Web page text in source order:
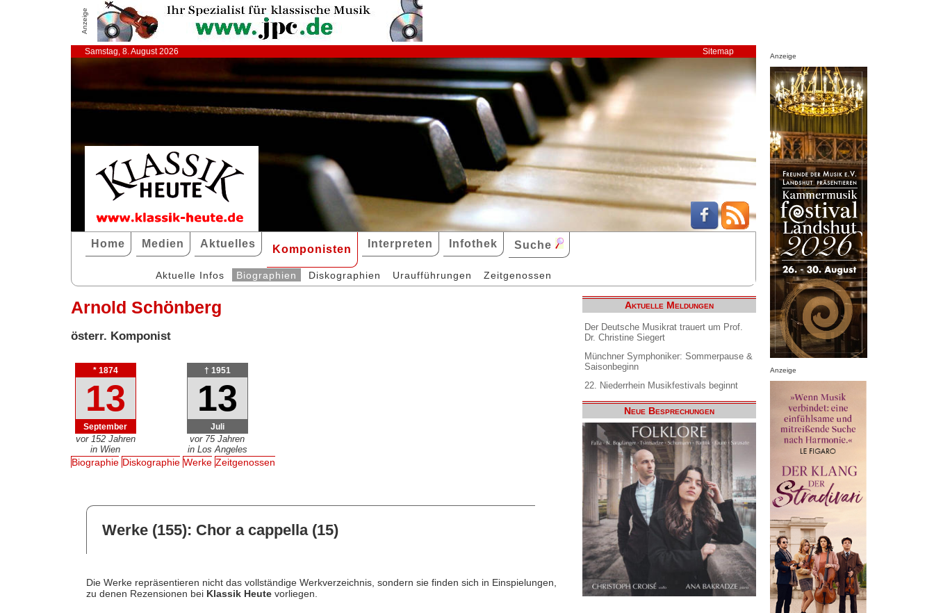
Anzeige
Samstag, 8. August 2026 Sitemap
Home Medien Aktuelles Komponisten Interpreten Infothek Suche
Aktuelle Infos Biographien Diskographien Uraufführungen Zeitgenossen
Arnold Schönberg
österr. Komponist
* 1874
13
September
vor 152 Jahren
in Wien
† 1951
13
Juli
vor 75 Jahren
in Los Angeles
Biographie Diskographie Werke Zeitgenossen
Werke (155): Chor a cappella (15)
Die Werke repräsentieren nicht das vollständige Werkverzeichnis, sondern sie finden sich in Einspielungen,
zu denen Rezensionen bei Klassik Heutevorliegen.
Aktuelle Meldungen
Der Deutsche Musikrat trauert um Prof.
Dr. Christine Siegert
Münchner Symphoniker: Sommerpause &
Saisonbeginn
22. Niederrhein Musikfestivals beginnt
Neue Besprechungen
Anzeige
Anzeige